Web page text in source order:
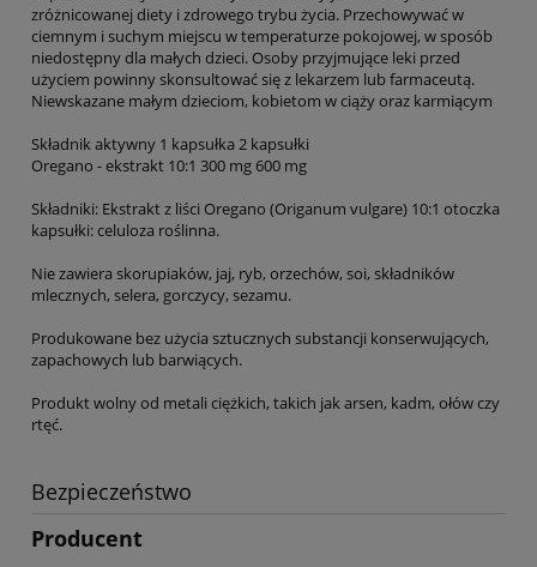
zróżnicowanej diety i zdrowego trybu życia. Przechowywać w
ciemnym i suchym miejscu w temperaturze pokojowej, w sposób
niedostępny dla małych dzieci. Osoby przyjmujące leki przed
użyciem powinny skonsultować się z lekarzem lub farmaceutą.
Niewskazane małym dzieciom, kobietom w ciąży oraz karmiącym
Składnik aktywny 1 kapsułka 2 kapsułki
Oregano - ekstrakt 10:1 300 mg 600 mg
Składniki: Ekstrakt z liści Oregano (Origanum vulgare) 10:1 otoczka
kapsułki: celuloza roślinna.
Nie zawiera skorupiaków, jaj, ryb, orzechów, soi, składników
mlecznych, selera, gorczycy, sezamu.
Produkowane bez użycia sztucznych substancji konserwujących,
zapachowych lub barwiących.
Produkt wolny od metali ciężkich, takich jak arsen, kadm, ołów czy
rtęć.
Bezpieczeństwo
Producent